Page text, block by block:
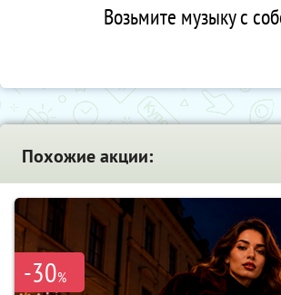
Возьмите музыку с
Похожие акции:
-30%